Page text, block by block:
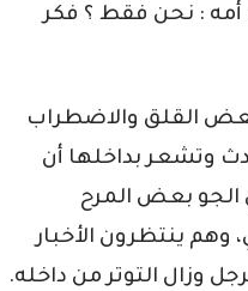
أمه : نحن فقط ؟ فكر
القلق والاضطراب
وتشعر بداخلها أن
بعض المرح
وهم ينتظرون الأخبار
وزال التوتر من داخله.